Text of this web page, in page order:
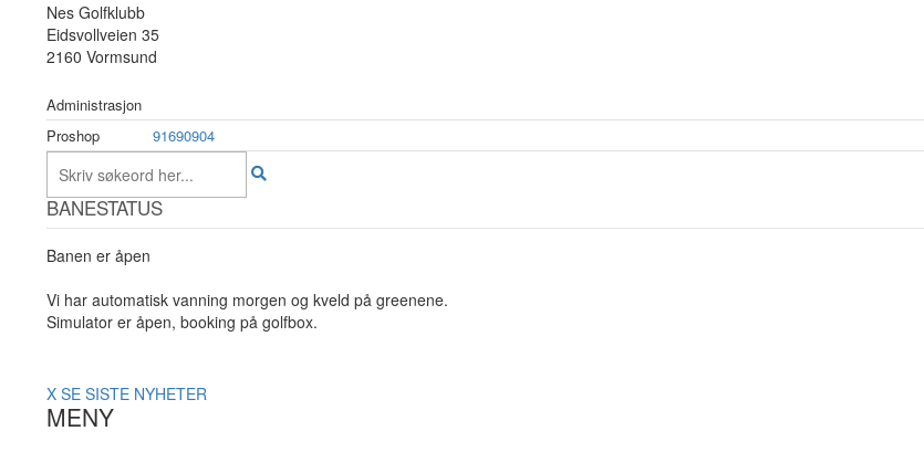
Nes Golfklubb
Eidsvollveien 35
2160 Vormsund
Administrasjon
Proshop
91690904
BANESTATUS
Banen er åpen
Vi har automatisk vanning morgen og kveld på greenene.
Simulator er åpen, booking på golfbox.
X SE SISTE NYHETER
MENY